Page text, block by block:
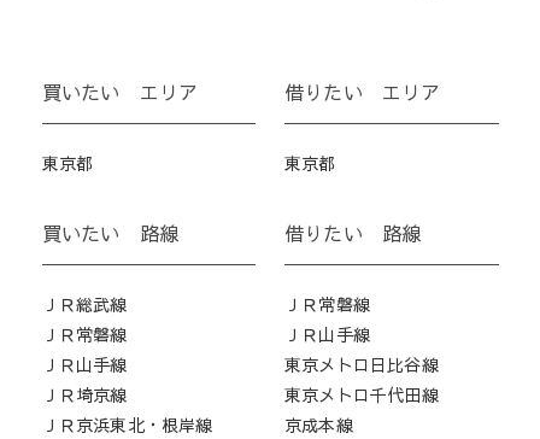
買いたい エリア
東京都
買いたい 路線
ＪＲ総武線
ＪＲ常磐線
ＪＲ山手線
ＪＲ埼京線
ＪＲ京浜東北・根岸線
借りたい エリア
東京都
借りたい 路線
ＪＲ常磐線
ＪＲ山手線
東京メトロ日比谷線
東京メトロ千代田線
京成本線